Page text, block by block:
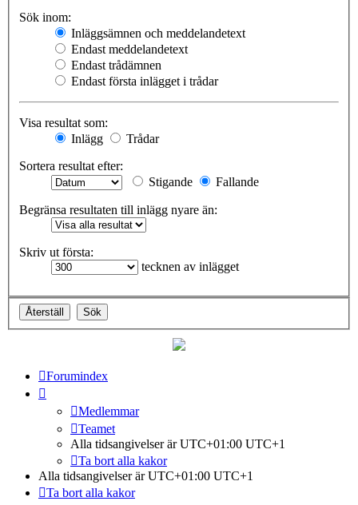
Sök inom:
Inläggsämnen och meddelandetext
Endast meddelandetext
Endast trådämnen
Endast första inlägget i trådar
Visa resultat som:
Inlägg
Trådar
Sortera resultat efter:
Stigande
Fallande
Begränsa resultaten till inlägg nyare än:
Skriv ut första:
tecknen av inlägget
Forumindex
Medlemmar
Teamet
Alla tidsangivelser är UTC+01:00 UTC+1
Ta bort alla kakor
Alla tidsangivelser är UTC+01:00 UTC+1
Ta bort alla kakor